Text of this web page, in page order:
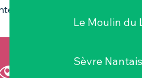
Le Moulin du
Sèvre
turistas y socios.